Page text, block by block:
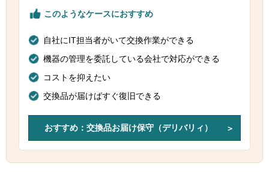
このようなケースにおすすめ
自社にIT担当者がいて交換作業ができる
機器の管理を委託している会社で対応ができる
コストを抑えたい
交換品が届けばすぐ復旧できる
おすすめ：交換品お届け保守（デリバリィ）